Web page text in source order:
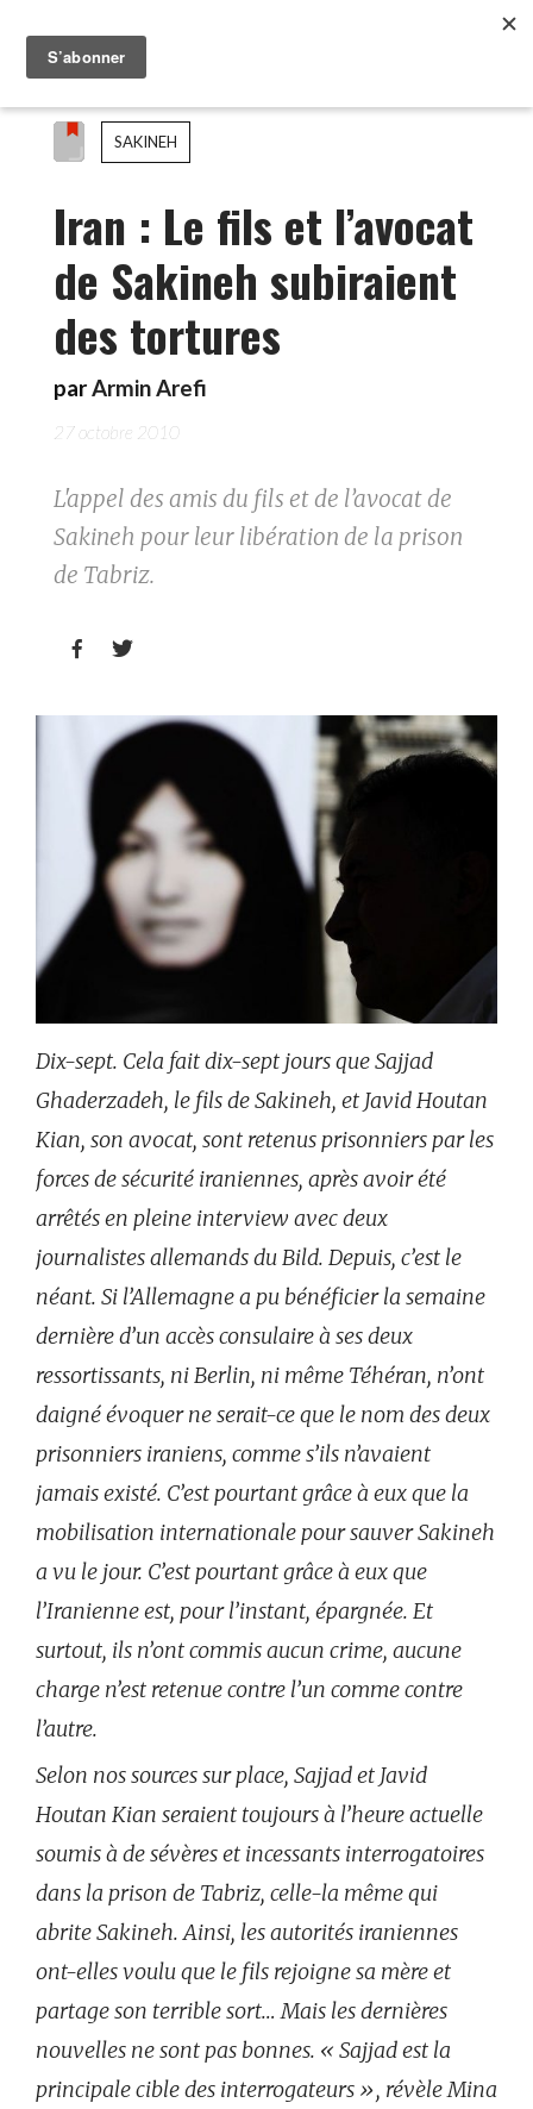
SAKINEH
Iran : Le fils et l’avocat
de Sakineh subiraient
des tortures
parArmin Arefi
27 octobre 2010
L'appel des amis du fils et de l’avocat de
Sakineh pour leur libération de la prison
de Tabriz.
 
Dix-sept. Cela fait dix-sept jours que Sajjad
Ghaderzadeh, le fils de Sakineh, et Javid Houtan
Kian, son avocat, sont retenus prisonniers par les
forces de sécurité iraniennes, après avoir été
arrêtés en pleine interview avec deux
journalistes allemands du Bild. Depuis, c’est le
néant. Si l’Allemagne a pu bénéficier la semaine
dernière d’un accès consulaire à ses deux
ressortissants, ni Berlin, ni même Téhéran, n’ont
daigné évoquer ne serait-ce que le nom des deux
prisonniers iraniens, comme s’ils n’avaient
jamais existé. C’est pourtant grâce à eux que la
mobilisation internationale pour sauver Sakineh
a vu le jour. C’est pourtant grâce à eux que
l’Iranienne est, pour l’instant, épargnée. Et
surtout, ils n’ont commis aucun crime, aucune
charge n’est retenue contre l’un comme contre
l’autre.
Selon nos sources sur place, Sajjad et Javid
Houtan Kian seraient toujours à l’heure actuelle
soumis à de sévères et incessants interrogatoires
dans la prison de Tabriz, celle-la même qui
abrite Sakineh. Ainsi, les autorités iraniennes
ont-elles voulu que le fils rejoigne sa mère et
partage son terrible sort… Mais les dernières
nouvelles ne sont pas bonnes. « Sajjad est la
principale cible des interrogateurs », révèle Mina